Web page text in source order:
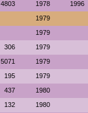
4803 1978 1996
1979
1979
306 1979
5071 1979
195 1979
437 1980
132 1980